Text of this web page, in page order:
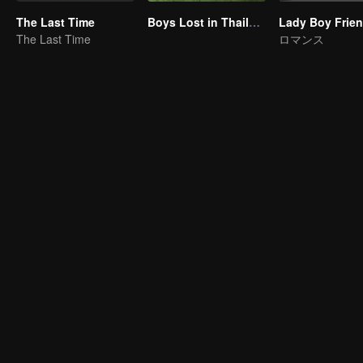
The Last Time
The Last Time
Boys Lost in Thailand
ロマンス